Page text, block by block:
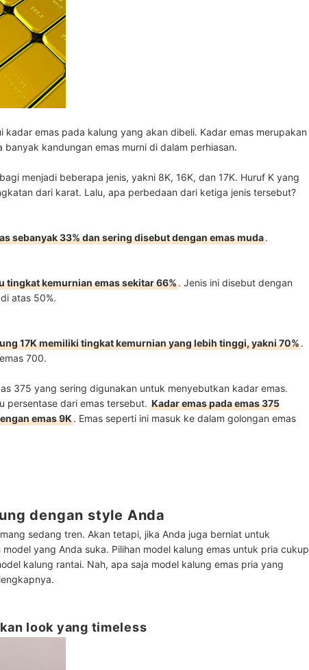
kadar emas pada kalung yang akan dibeli. Kadar emas merupakan
kandungan emas murni di dalam perhiasan.
menjadi beberapa jenis, yakni 8K, 16K, dan 17K. Huruf K yang
dari karat. Lalu, apa perbedaan dari ketiga jenis tersebut?
sebanyak 33% dan sering disebut dengan emas muda.
tingkat kemurnian emas sekitar 66%. Jenis ini disebut dengan
atas 50%.
17K memiliki tingkat kemurnian yang lebih tinggi, yakni 70%.
700.
375 yang sering digunakan untuk menyebutkan kadar emas.
persentase dari emas tersebut. Kadar emas pada emas 375
emas 9K. Emas seperti ini masuk ke dalam golongan emas
dengan style Anda
sedang tren. Akan tetapi, jika Anda juga berniat untuk
yang Anda suka. Pilihan model kalung emas untuk pria cukup
kalung rantai. Nah, apa saja model kalung emas pria yang
look yang timeless